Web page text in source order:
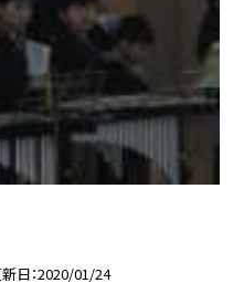
日 2020/01/24